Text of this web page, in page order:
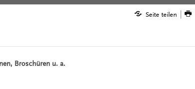
Seite teilen
Broschüren u. a.